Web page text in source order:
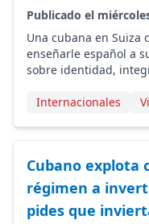
Publicado el
Una cubana en Suiza
enseñarle español a
sobre identidad,
Internacionales
Cubano explota
régimen a
pides que